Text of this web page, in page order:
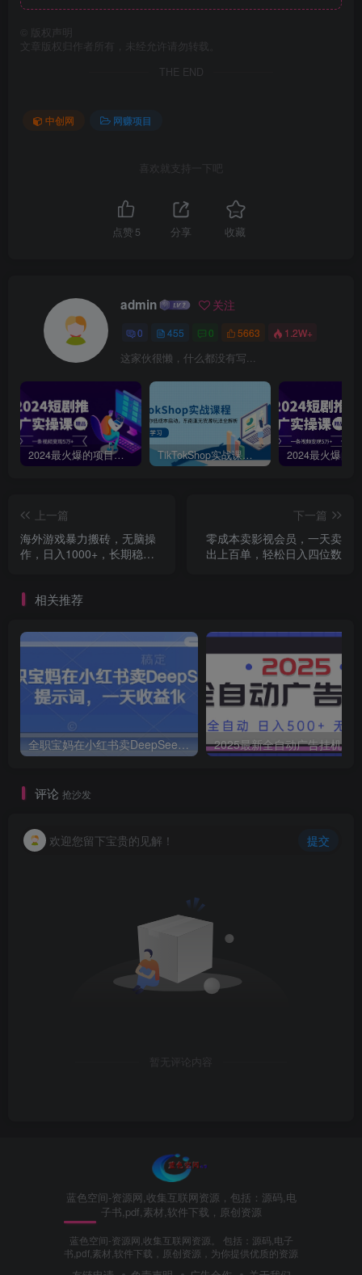
版权声明
文章版权归作者所有，未经允许请勿转载。
THE END
中创网 网赚项目
喜欢就支持一下吧
点赞 5 分享 收藏
admin 关注
0 455 0 5663 1.2W+
这家伙很懒，什么都没有写...
2024最火爆的项目短剧推广实操课，一条视频变现5万+【附软件工具】 TikTokShop实战课程，手把手教你低成本启动，东南亚无货源玩法全解析
上一篇
海外游戏暴力搬砖，无脑操
作，日入1000+，长期稳定
下一篇
零成本卖影视会员，一天卖
出上百单，轻松日入四位数
相关推荐
全职宝妈在小红书卖DeepSeek提示词，一天收益1k
评论 抢沙发
欢迎您留下宝贵的见解！ 提交
暂无评论内容
蓝色空间-资源网,收集互联网资源，包括：源码,电
子书,pdf,素材,软件下载，原创资源
蓝色空间-资源网,收集互联网资源。 包括：源码,电子
书,pdf,素材,软件下载，原创资源，为你提供优质的资源